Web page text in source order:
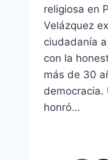
religiosa en
Velázquez
ciudadanía
con la
más de 30
democracia.
honró…